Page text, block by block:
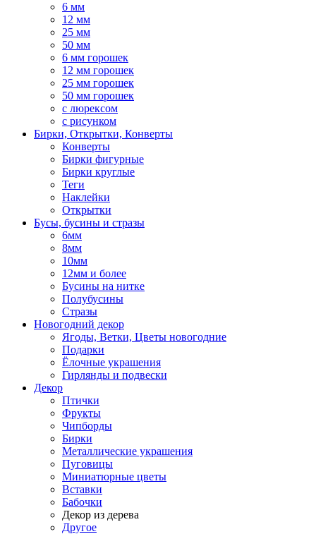
6 мм
12 мм
25 мм
50 мм
6 мм горошек
12 мм горошек
25 мм горошек
50 мм горошек
с люрексом
с рисунком
Бирки, Oткрытки, Конверты
Конверты
Бирки фигурные
Бирки круглые
Теги
Наклейки
Открытки
Бусы, бусины и стразы
6мм
8мм
10мм
12мм и более
Бусины на нитке
Полубусины
Стразы
Новогодний декор
Ягоды, Ветки, Цветы новогодние
Подарки
Ёлочные украшения
Гирлянды и подвески
Декор
Птички
Фрукты
Чипборды
Бирки
Металлические украшения
Пуговицы
Миниатюрные цветы
Вставки
Бабочки
Декор из дерева
Другое